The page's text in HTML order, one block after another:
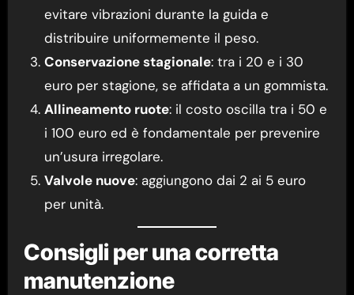
evitare vibrazioni durante la guida e
distribuire uniformemente il peso.
Conservazione stagionale: tra i 20 e i 30
euro per stagione, se affidata a un gommista.
Allineamento ruote: il costo oscilla tra i 50 e
i 100 euro ed è fondamentale per prevenire
un’usura irregolare.
Valvole nuove: aggiungono dai 2 ai 5 euro
per unità.
Consigli per una corretta
manutenzione